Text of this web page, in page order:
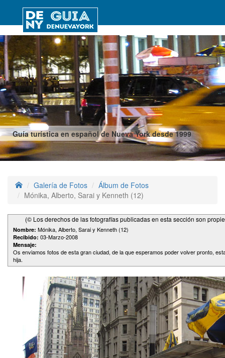
Guía turística en español de Nueva York desde 1999
Galería de Fotos
Álbum de Fotos
Mónika, Alberto, Sarai y Kenneth (12)
(© Los derechos de las fotografías publicadas en esta sección son
Nombre: Mónika, Alberto, Sarai y Kenneth (12)
Recibido: 03-Marzo-2008
Mensaje:
Os enviamos fotos de esta gran ciudad, de la que esperamos poder volver pronto,
hija.